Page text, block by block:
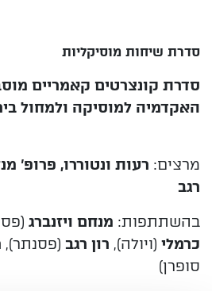
סדרת שיחות מוסיקליות
סדרת קונצרטים קאמריים
האקדמיה למוסיקה ולמחול
מרצים: רעות ונטוררו, פרופ'
רגב
בהשתתפות: מנחם ויזנברג
כרמלי (ויולה), רון רגב (פסנתר),
סופרן)